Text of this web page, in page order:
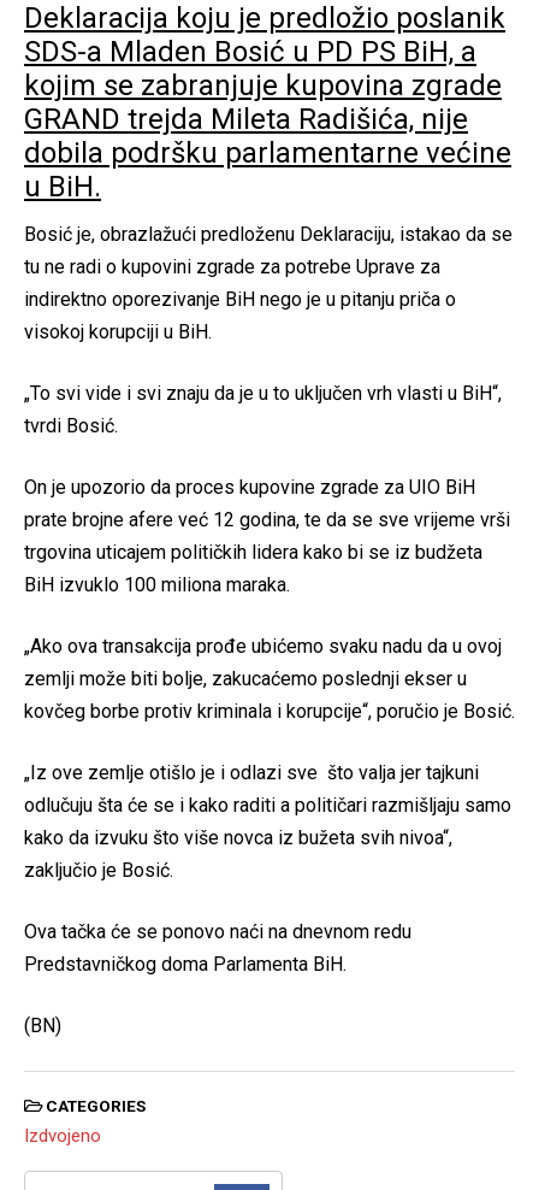
Deklaracija koju je predložio poslanik
SDS-a Mladen Bosić u PD PS BiH, a
kojim se zabranjuje kupovina zgrade
GRAND trejda Mileta Radišića, nije
dobila podršku parlamentarne većine
u BiH.
Bosić je, obrazlažući predloženu Deklaraciju, istakao da se
tu ne radi o kupovini zgrade za potrebe Uprave za
indirektno oporezivanje BiH nego je u pitanju priča o
visokoj korupciji u BiH.
„To svi vide i svi znaju da je u to uključen vrh vlasti u BiH“,
tvrdi Bosić.
On je upozorio da proces kupovine zgrade za UIO BiH
prate brojne afere već 12 godina, te da se sve vrijeme vrši
trgovina uticajem političkih lidera kako bi se iz budžeta
BiH izvuklo 100 miliona maraka.
„Ako ova transakcija prođe ubićemo svaku nadu da u ovoj
zemlji može biti bolje, zakucaćemo poslednji ekser u
kovčeg borbe protiv kriminala i korupcije“, poručio je Bosić.
„Iz ove zemlje otišlo je i odlazi sve što valja jer tajkuni
odlučuju šta će se i kako raditi a političari razmišljaju samo
kako da izvuku što više novca iz bužeta svih nivoa“,
zaključio je Bosić.
Ova tačka će se ponovo naći na dnevnom redu
Predstavničkog doma Parlamenta BiH.
(BN)
CATEGORIES
Izdvojeno